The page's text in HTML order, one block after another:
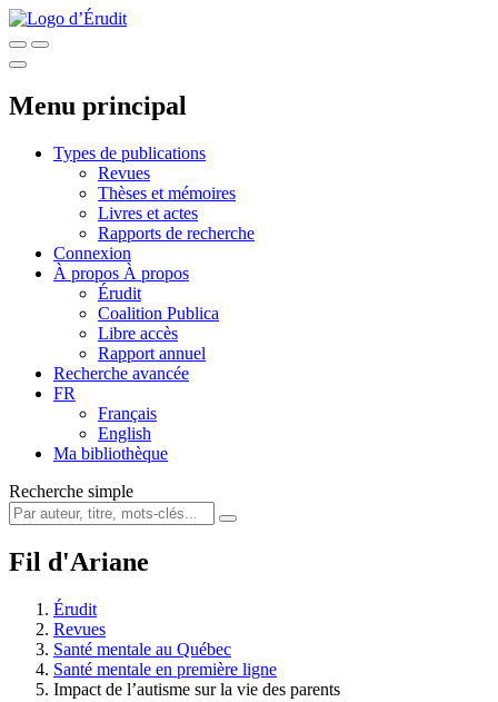
Menu principal
Types de publications
Revues
Thèses et mémoires
Livres et actes
Rapports de recherche
Connexion
À propos À propos
Érudit
Coalition Publica
Libre accès
Rapport annuel
Recherche avancée
FR
Français
English
Ma bibliothèque
Recherche simple
Fil d'Ariane
Érudit
Revues
Santé mentale au Québec
Santé mentale en première ligne
Impact de l’autisme sur la vie des parents